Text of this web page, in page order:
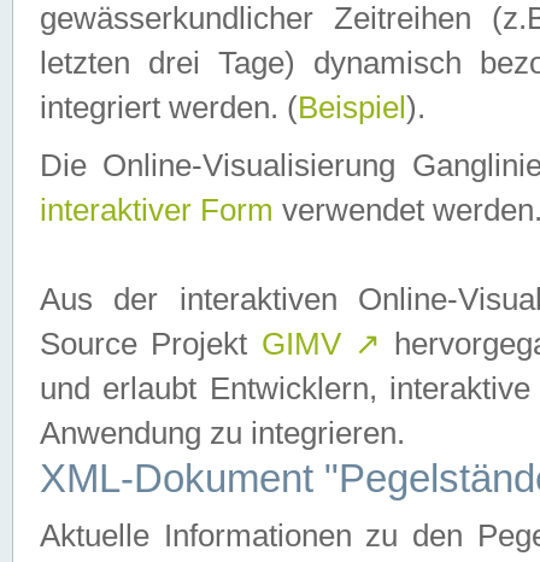
gewässerkundlicher Zeitreihen
letzten drei Tage) dynamisch
integriert werden. (Beispiel ).
Die Online-Visualisierung
interaktiver Form verwendet
Aus der interaktiven Online-
Source Projekt GIMV ↗
und erlaubt Entwicklern,
Anwendung zu integrieren.
XML-Dokument
Aktuelle Informationen zu den